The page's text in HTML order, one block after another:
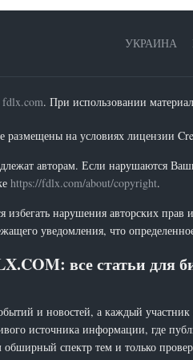
УКРАИНА
fdlx.com. При использовании
размещены на условиях лицензии
авторам. Если нарушаются
https://fdlx.com/about/copyright.
избегать нарушения авторских
уведомления, что
все статьи для
и новостей, а каждый
источника информации, где
обширный спектр тем и только